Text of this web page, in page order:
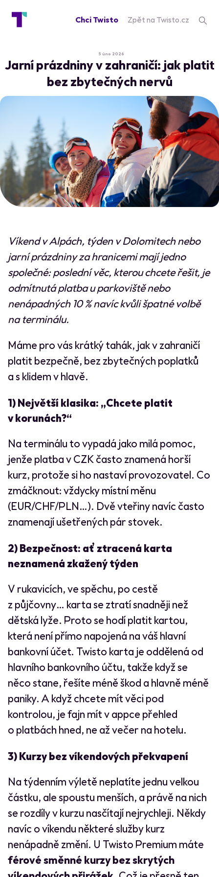
Chci Twisto Zpět na Twisto.cz
5 úno 2026
Jarní prázdniny v zahraničí: jak platit
bez zbytečných nervů
Víkend v Alpách, týden v Dolomitech nebo
jarní prázdniny za hranicemi mají jedno
společné: poslední věc, kterou chcete řešit, je
odmítnutá platba u parkoviště nebo
nenápadných 10 % navíc kvůli špatné volbě
na terminálu.
Máme pro vás krátký tahák, jak v zahraničí
platit bezpečně, bez zbytečných poplatků
a s klidem v hlavě.
1) Největší klasika: „Chcete platit
v korunách?“
Na terminálu to vypadá jako milá pomoc,
jenže platba v CZK často znamená horší
kurz, protože si ho nastaví provozovatel. Co
zmáčknout: vždycky místní měnu
(EUR/CHF/PLN…). Dvě vteřiny navíc často
znamenají ušetřených pár stovek.
2) Bezpečnost: ať ztracená karta
neznamená zkažený týden
V rukavicích, ve spěchu, po cestě
z půjčovny… karta se ztratí snadněji než
dětská lyže. Proto se hodí platit kartou,
která není přímo napojená na váš hlavní
bankovní účet. Twisto karta je oddělená od
hlavního bankovního účtu, takže když se
něco stane, řešíte méně škod a hlavně méně
paniky. A když chcete mít věci pod
kontrolou, je fajn mít v appce přehled
o platbách hned, ne až večer na hotelu.
3) Kurzy bez víkendových překvapení
Na týdenním výletě neplatíte jednu velkou
částku, ale spoustu menších, a právě na nich
se rozdíly v kurzu nasčítají nejrychleji. Někdy
navíc o víkendu některé služby kurz
nenápadně změní. U Twisto Premium máte
férové směnné kurzy bez skrytých